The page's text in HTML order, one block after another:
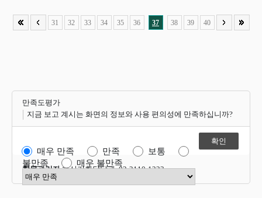
31 32 33 34 35 36 37 38 39 40
만족도평가
지금 보고 계시는 화면의 정보와 사용 편의성에 만족하십니까?
매우 만족 만족
보통
불만족
매우 불만족
만족도 점수 선택
항목관리자혁신기획담당관 02-2110-1323